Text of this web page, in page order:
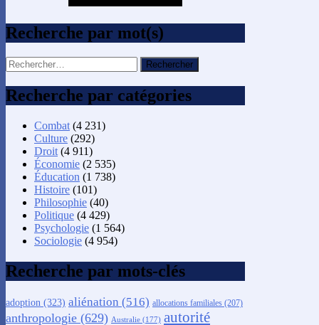
Recherche par mot(s)
Rechercher :
Recherche par catégories
Combat (4 231)
Culture (292)
Droit (4 911)
Économie (2 535)
Éducation (1 738)
Histoire (101)
Philosophie (40)
Politique (4 429)
Psychologie (1 564)
Sociologie (4 954)
Recherche par mots-clés
adoption (323) aliénation (516) allocations familiales (207)
anthropologie (629) Australie (177) autorité